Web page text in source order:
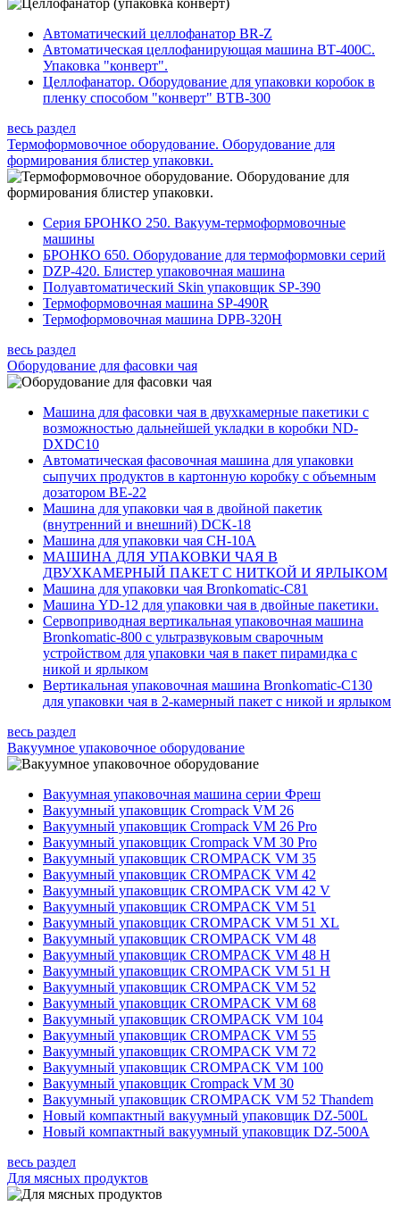
Автоматический целлофанатор BR-Z
Автоматическая целлофанирующая машина ВТ-400С.
Упаковка "конверт".
Целлофанатор. Оборудование для упаковки коробок в
пленку способом "конверт" BTB-300
весь раздел
Термоформовочное оборудование. Оборудование для
формирования блистер упаковки.
Серия БРОНКО 250. Вакуум-термоформовочные
машины
БРОНКО 650. Оборудование для термоформовки серий
DZP-420. Блистер упаковочная машина
Полуавтоматический Skin упаковщик SP-390
Термоформовочная машина SP-490R
Термоформовочная машина DPB-320H
весь раздел
Оборудование для фасовки чая
Машина для фасовки чая в двухкамерные пакетики с
возможностью дальнейшей укладки в коробки ND-
DXDC10
Автоматическая фасовочная машина для упаковки
сыпучих продуктов в картонную коробку с объемным
дозатором BE-22
Машина для упаковки чая в двойной пакетик
(внутренний и внешний) DCK-18
Машина для упаковки чая CH-10A
МАШИНА ДЛЯ УПАКОВКИ ЧАЯ В
ДВУХКАМЕРНЫЙ ПАКЕТ С НИТКОЙ И ЯРЛЫКОМ
Машина для упаковки чая Bronkomatic-С81
Машина YD-12 для упаковки чая в двойные пакетики.
Сервоприводная вертикальная упаковочная машина
Bronkomatic-800 с ультразвуковым сварочным
устройством для упаковки чая в пакет пирамидка с
никой и ярлыком
Вертикальная упаковочная машина Bronkomatic-C130
для упаковки чая в 2-камерный пакет с никой и ярлыком
весь раздел
Вакуумное упаковочное оборудование
Вакуумная упаковочная машина серии Фреш
Вакуумный упаковщик Crompack VM 26
Вакуумный упаковщик Crompack VM 26 Pro
Вакуумный упаковщик Crompack VM 30 Pro
Вакуумный упаковщик CROMPACK VM 35
Вакуумный упаковщик CROMPACK VM 42
Вакуумный упаковщик CROMPACK VM 42 V
Вакуумный упаковщик CROMPACK VM 51
Вакуумный упаковщик CROMPACK VM 51 XL
Вакуумный упаковщик CROMPACK VM 48
Вакуумный упаковщик CROMPACK VM 48 H
Вакуумный упаковщик CROMPACK VM 51 H
Вакуумный упаковщик CROMPACK VM 52
Вакуумный упаковщик CROMPACK VM 68
Вакуумный упаковщик CROMPACK VM 104
Вакуумный упаковщик CROMPACK VM 55
Вакуумный упаковщик CROMPACK VM 72
Вакуумный упаковщик CROMPACK VM 100
Вакуумный упаковщик Crompack VM 30
Вакуумный упаковщик CROMPACK VM 52 Thandem
Новый компактный вакуумный упаковщик DZ-500L
Новый компактный вакуумный упаковщик DZ-500A
весь раздел
Для мясных продуктов